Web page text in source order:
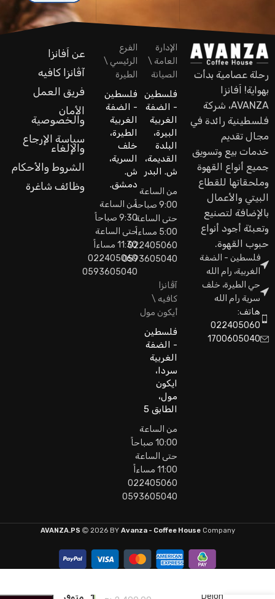
رحلة عصامية بدأت
بهواية! اَفانزا
AVANZA، شركة
فلسطينية رائدة في
مجال تقديم
خدمات بيع وتسويق
جميع أنواع القهوة
وملحقاتها للقطاع
البيتي والأعمال
بالإضافة لتصنيع
وتعبئة أجود أنواع
حبوب القهوة.
فلسطين - الضفة
الغربية، رام الله
حي الطيرة، خلف
سرية رام الله
هاتف:
022405060
1700605040
الإدارة
العامة \
الصيانة
فلسطين
- الضفة
الغربية
البيرة،
البلدة
القديمة،
ش. البدر
من الساعة
9:00 صباحاً
حتى الساعة
5:00 مساءاً
022405060
0593605040
الفرع
الرئيسي \
الطيرة
فلسطين
- الضفة
الغربية
الطيرة،
خلف
السرية،
ش.
دمشق.
من الساعة
9:30 صباحاً
حتى الساعة
11:30 مساءاً
022405060
0593605040
آڤانزا
كافيه \
أيكون مول
فلسطين
- الضفة
الغربية
سردا،
ايكون
مول،
الطابق 5
من الساعة
10:00 صباحاً
حتى الساعة
11:00 مساءاً
0593605040
عن اَفانزا
آڤانزا كافيه
فريق العمل
الأمان
والخصوصية
سياسة الإرجاع
والإلغاء
الشروط والأحكام
وظائف شاغرة
AVANZA.PS 2026 BY Avanza - Coffee HouseCompany
Delonghi